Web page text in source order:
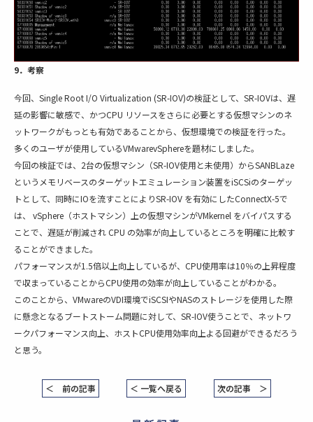
9．考察
今回、Single Root I/O Virtualization (SR-IOV)の検証として、SR-IOVは、遅
延の影響に敏感で、かつCPU リソースをさらに必要とする仮想マシンのネ
ットワークがもっとも有効であることから、仮想環境での検証を行った。
多くのユーザが使用しているVMwarevSphereを題材にしました。
今回の検証では、2台の仮想マシン（SR-IOV使用と未使用）からSANBLaze
というメモリベースのターゲットエミュレーション装置をiSCSiのターゲッ
トとして、同時にIOを流すことによりSR-IOV を有効にしたConnectX-5で
は、 vSphere（ホストマシン）上の仮想マシンがVMkernel をバイパスする
ことで、遅延が削減され CPU の効率が向上しているところを明確に比較す
ることができました。
パフォーマンスが1.5倍以上向上しているが、CPU使用率は10％の上昇程度
で収まっていることからCPU使用の効率が向上していることがわかる。
このことから、VMwareのVDI環境でiSCSIやNASのストレージを使用した際
に懸念となるブートストーム問題に対して、SR-IOV使うことで、ネットワ
ークパフォーマンス向上、ホストCPU使用効率向上よる回避ができるだろう
と思う。
＜ 前の記事 ＜ 一覧へ戻る 次の記事 ＞